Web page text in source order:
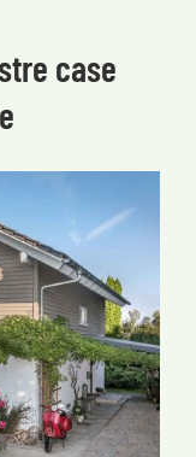
case